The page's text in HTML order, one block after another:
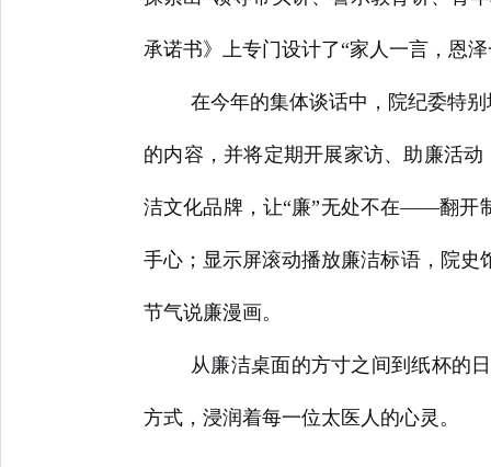
承诺书》上专门设计了“家人一言，恩
在今年的集体谈话中，院纪委特
的内容，并将定期开展家访、助廉活
洁文化品牌，让“廉”无处不在——翻开
手心；显示屏滚动播放廉洁标语，院
节气说廉漫画。
从廉洁桌面的方寸之间到纸杯的
方式，浸润着每一位太医人的心灵。